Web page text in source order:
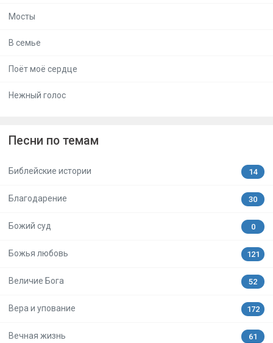
Мосты
В семье
Поёт моё сердце
Нежный голос
Песни по темам
Библейские истории 14
Благодарение 30
Божий суд 0
Божья любовь 121
Величие Бога 52
Вера и упование 172
Вечная жизнь 61